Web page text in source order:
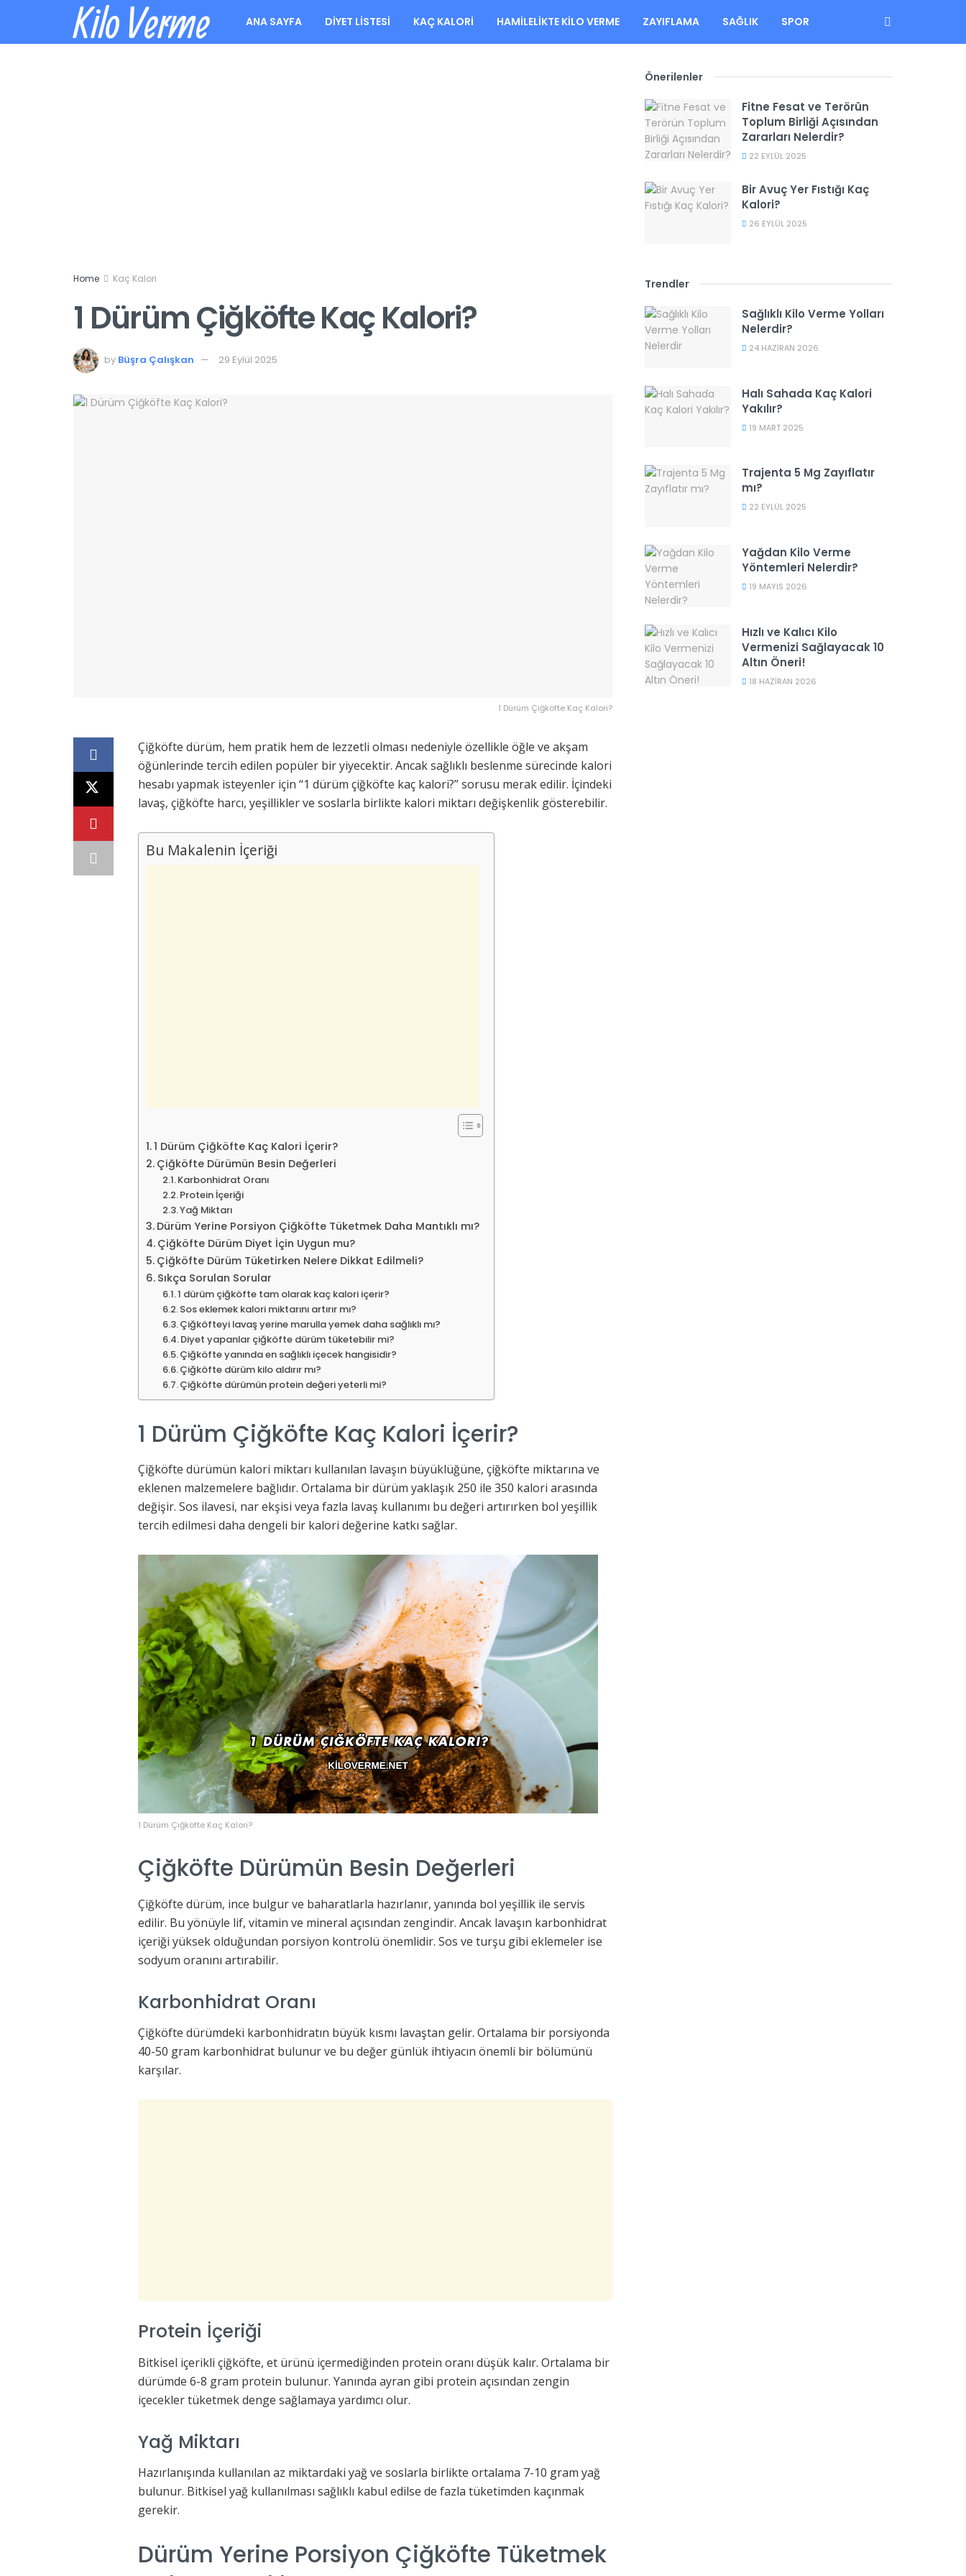
Kilo Verme ANA SAYFA DIYET LISTESI KAÇ KALORI HAMILELIKTE KILO VERME ZAYIFLAMA SAĞLIK SPOR
Home Kaç Kalori
1 Dürüm Çiğköfte Kaç Kalori?
by Büşra Çalışkan 29 Eylül 2025
1 Dürüm Çiğköfte Kaç Kalori?
Çiğköfte dürüm, hem pratik hem de lezzetli olması nedeniyle özellikle öğle ve akşam
öğünlerinde tercih edilen popüler bir yiyecektir. Ancak sağlıklı beslenme sürecinde kalori
hesabı yapmak isteyenler için “1 dürüm çiğköfte kaç kalori?” sorusu merak edilir. İçindeki
lavaş, çiğköfte harcı, yeşillikler ve soslarla birlikte kalori miktarı değişkenlik gösterebilir.
Bu Makalenin İçeriği
1 Dürüm Çiğköfte Kaç Kalori İçerir?
Çiğköfte Dürümün Besin Değerleri
Karbonhidrat Oranı
Protein İçeriği
Yağ Miktarı
Dürüm Yerine Porsiyon Çiğköfte Tüketmek Daha Mantıklı mı?
Çiğköfte Dürüm Diyet İçin Uygun mu?
Çiğköfte Dürüm Tüketirken Nelere Dikkat Edilmeli?
Sıkça Sorulan Sorular
1 dürüm çiğköfte tam olarak kaç kalori içerir?
Sos eklemek kalori miktarını artırır mı?
Çiğköfteyi lavaş yerine marulla yemek daha sağlıklı mı?
Diyet yapanlar çiğköfte dürüm tüketebilir mi?
Çiğköfte yanında en sağlıklı içecek hangisidir?
Çiğköfte dürüm kilo aldırır mı?
Çiğköfte dürümün protein değeri yeterli mi?
1 Dürüm Çiğköfte Kaç Kalori İçerir?
Çiğköfte dürümün kalori miktarı kullanılan lavaşın büyüklüğüne, çiğköfte miktarına ve
eklenen malzemelere bağlıdır. Ortalama bir dürüm yaklaşık 250 ile 350 kalori arasında
değişir. Sos ilavesi, nar ekşisi veya fazla lavaş kullanımı bu değeri artırırken bol yeşillik
tercih edilmesi daha dengeli bir kalori değerine katkı sağlar.
1 Dürüm Çiğköfte Kaç Kalori?
Çiğköfte Dürümün Besin Değerleri
Çiğköfte dürüm, ince bulgur ve baharatlarla hazırlanır, yanında bol yeşillik ile servis
edilir. Bu yönüyle lif, vitamin ve mineral açısından zengindir. Ancak lavaşın karbonhidrat
içeriği yüksek olduğundan porsiyon kontrolü önemlidir. Sos ve turşu gibi eklemeler ise
sodyum oranını artırabilir.
Karbonhidrat Oranı
Çiğköfte dürümdeki karbonhidratın büyük kısmı lavaştan gelir. Ortalama bir porsiyonda
40-50 gram karbonhidrat bulunur ve bu değer günlük ihtiyacın önemli bir bölümünü
karşılar.
Protein İçeriği
Bitkisel içerikli çiğköfte, et ürünü içermediğinden protein oranı düşük kalır. Ortalama bir
dürümde 6-8 gram protein bulunur. Yanında ayran gibi protein açısından zengin
içecekler tüketmek denge sağlamaya yardımcı olur.
Yağ Miktarı
Hazırlanışında kullanılan az miktardaki yağ ve soslarla birlikte ortalama 7-10 gram yağ
bulunur. Bitkisel yağ kullanılması sağlıklı kabul edilse de fazla tüketimden kaçınmak
gerekir.
Dürüm Yerine Porsiyon Çiğköfte Tüketmek
Önerilenler
Fitne Fesat ve Terörün
Toplum Birliği Açısından
Zararları Nelerdir?
22 EYLÜL 2025
Bir Avuç Yer Fıstığı Kaç
Kalori?
26 EYLÜL 2025
Trendler
Sağlıklı Kilo Verme Yolları
Nelerdir?
24 HAZIRAN 2026
Halı Sahada Kaç Kalori
Yakılır?
19 MART 2025
Trajenta 5 Mg Zayıflatır
mı?
22 EYLÜL 2025
Yağdan Kilo Verme
Yöntemleri Nelerdir?
19 MAYIS 2026
Hızlı ve Kalıcı Kilo
Vermenizi Sağlayacak 10
Altın Öneri!
18 HAZIRAN 2026